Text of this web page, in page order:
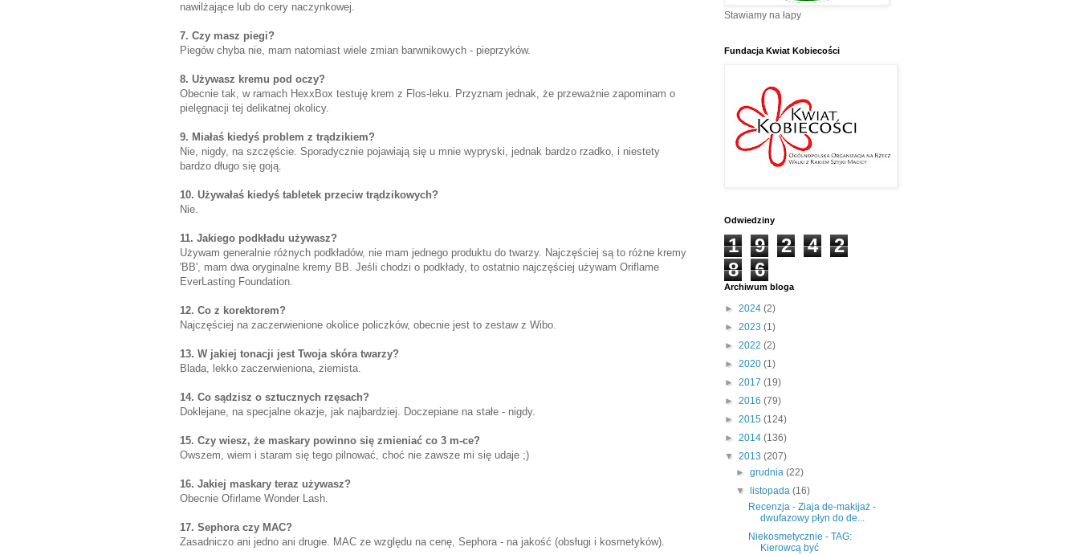
nawilżające lub do cery naczynkowej.
7. Czy masz piegi?
Piegów chyba nie, mam natomiast wiele zmian barwnikowych - pieprzyków.
8. Używasz kremu pod oczy?
Obecnie tak, w ramach HexxBox testuję krem z Flos-leku. Przyznam jednak, że przeważnie zapominam o
pielęgnacji tej delikatnej okolicy.
9. Miałaś kiedyś problem z trądzikiem?
Nie, nigdy, na szczęście. Sporadycznie pojawiają się u mnie wypryski, jednak bardzo rzadko, i niestety
bardzo długo się goją.
10. Używałaś kiedyś tabletek przeciw trądzikowych?
Nie.
11. Jakiego podkładu używasz?
Używam generalnie różnych podkładów, nie mam jednego produktu do twarzy. Najczęściej są to różne kremy
'BB', mam dwa oryginalne kremy BB. Jeśli chodzi o podkłady, to ostatnio najczęściej używam Oriflame
EverLasting Foundation.
12. Co z korektorem?
Najczęściej na zaczerwienione okolice policzków, obecnie jest to zestaw z Wibo.
13. W jakiej tonacji jest Twoja skóra twarzy?
Blada, lekko zaczerwieniona, ziemista.
14. Co sądzisz o sztucznych rzęsach?
Doklejane, na specjalne okazje, jak najbardziej. Doczepiane na stałe - nigdy.
15. Czy wiesz, że maskary powinno się zmieniać co 3 m-ce?
Owszem, wiem i staram się tego pilnować, choć nie zawsze mi się udaje ;)
16. Jakiej maskary teraz używasz?
Obecnie Ofirlame Wonder Lash.
17. Sephora czy MAC?
Zasadniczo ani jedno ani drugie. MAC ze względu na cenę, Sephora - na jakość (obsługi i kosmetyków).
Stawiamy na łapy
Fundacja Kwiat Kobiecości
Odwiedziny
1 9 2 4
2
8
6
Archiwum bloga
► 2024 (2)
► 2023 (1)
► 2022 (2)
► 2020 (1)
► 2017 (19)
► 2016 (79)
► 2015 (124)
► 2014 (136)
▼ 2013 (207)
►grudnia(22)
▼
listopada(16)
Recenzja - Ziaja de-makijaż -
dwufazowy płyn do de...
Niekosmetycznie - TAG:
Kierowcą być